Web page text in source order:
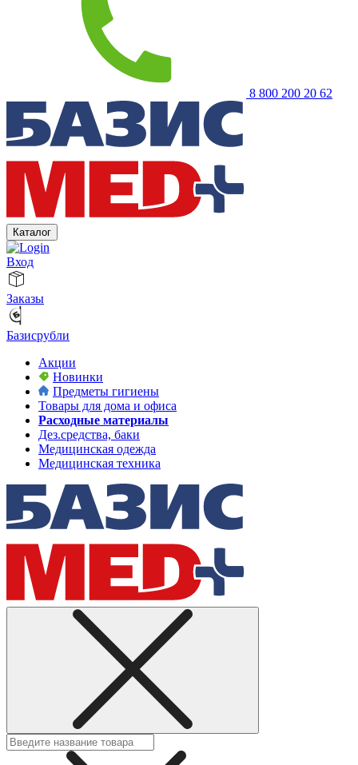
8 800 200 20 62
Каталог
Вход
Заказы
Базисрубли
Акции
Новинки
Предметы гигиены
Товары для дома и офиса
Расходные материалы
Дез.средства, баки
Медицинская одежда
Медицинская техника